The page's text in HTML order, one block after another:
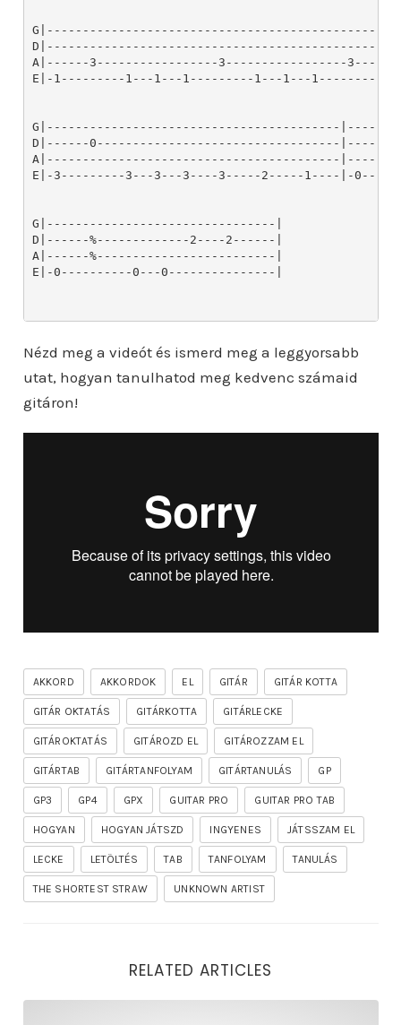
Nézd meg a videót és ismerd meg a leggyorsabb
utat, hogyan tanulhatod meg kedvenc számaid
gitáron!
AKKORD AKKORDOK EL GITÁR GITÁR KOTTA
GITÁR OKTATÁS GITÁRKOTTA GITÁRLECKE
GITÁROKTATÁS GITÁROZD EL GITÁROZZAM EL
GITÁRTAB GITÁRTANFOLYAM GITÁRTANULÁS GP
GP3 GP4 GPX GUITAR PRO GUITAR PRO TAB
HOGYAN HOGYAN JÁTSZD INGYENES JÁTSSZAM EL
LECKE LETÖLTÉS TAB TANFOLYAM TANULÁS
THE SHORTEST STRAW UNKNOWN ARTIST
RELATED ARTICLES